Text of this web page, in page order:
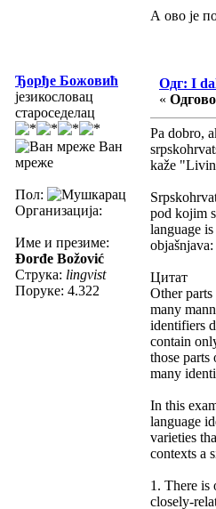
А ово је
Ђорђе Божовић
језикословац
староседелац
Ван
мреже
Пол:
Организација:
Име и презиме:
Đorđe Božović
Струка: lingvist
Поруке: 4.322
Одг: I
«
Pa dobro,
kaže
pod kojim
language
objašnjava:
Цитат
Other
many
identifiers
contain
those
many
In this
language
varieties
contexts a
1. There is
closely-